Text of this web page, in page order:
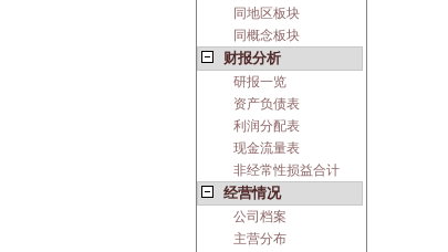
同地区板块
同概念板块
财报分析
研报一览
资产负债表
利润分配表
现金流量表
非经常性损益合计
经营情况
公司档案
主营分布